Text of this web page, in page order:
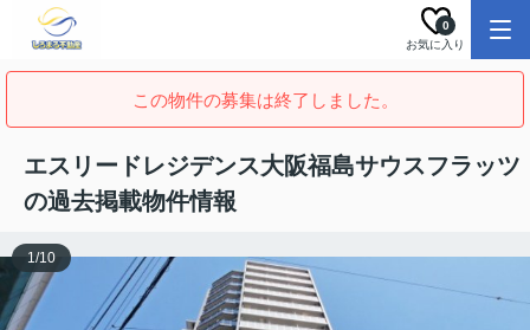
お気に入り
0
この物件の募集は終了しました。
エスリードレジデンス大阪福島サウスフラッツ
の過去掲載物件情報
1/10